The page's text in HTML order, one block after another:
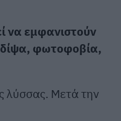
να εμφανιστούν
δίψα, φωτοφοβία,
λύσσας. Μετά την